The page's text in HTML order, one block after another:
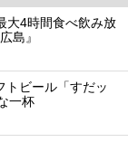
大4時間食べ飲み放
島』
トビール「すだッ
一杯